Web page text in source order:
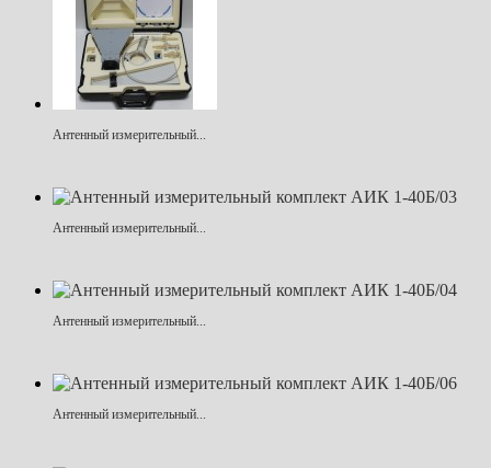
Антенный измерительный...
Антенный измерительный...
Антенный измерительный...
Антенный измерительный...